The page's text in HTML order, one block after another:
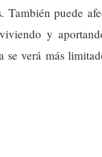
También puede
y
se verá más